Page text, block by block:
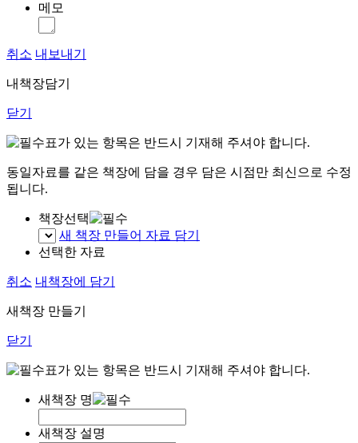
메모
취소 내보내기
내책장담기
닫기
표가 있는 항목은 반드시 기재해 주셔야 합니다.
동일자료를 같은 책장에 담을 경우 담은 시점만 최신으로 수정
됩니다.
책장선택
새 책장 만들어 자료 담기
선택한 자료
취소 내책장에 담기
새책장 만들기
닫기
표가 있는 항목은 반드시 기재해 주셔야 합니다.
새책장 명
새책장 설명